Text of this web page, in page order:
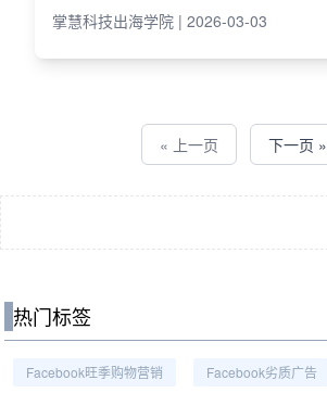
掌慧科技出海学院 | 2026-03-03
« 上一页 下一页 »
热门标签
Facebook旺季购物营销 Facebook劣质广告